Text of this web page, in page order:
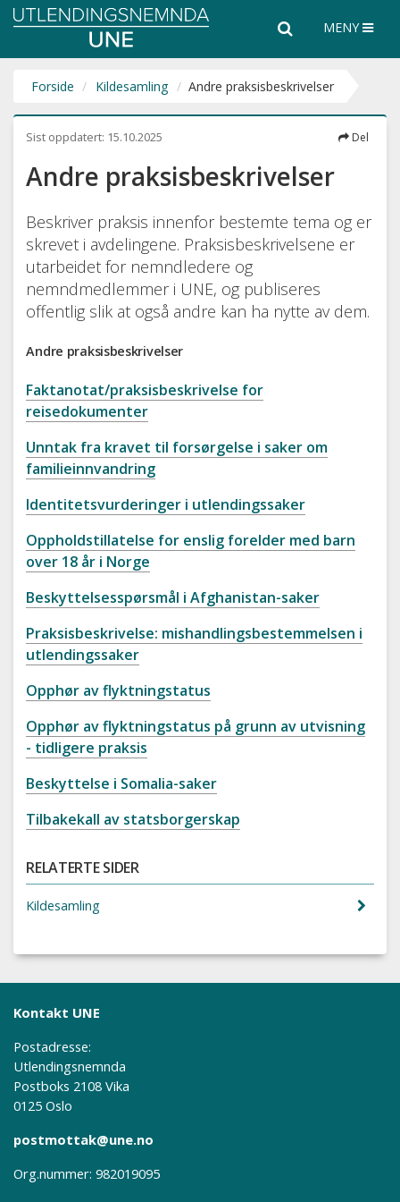
Utlendingsnemnda
hele
nettsiden
Søk MENY
Forside Kildesamling Andre praksisbeskrivelser
Sist oppdatert: 15.10.2025 Del
Andre praksisbeskrivelser
Beskriver praksis innenfor bestemte tema og er
skrevet i avdelingene. Praksisbeskrivelsene er
utarbeidet for nemndledere og
nemndmedlemmer i UNE, og publiseres
offentlig slik at også andre kan ha nytte av dem.
Andre praksisbeskrivelser
Faktanotat/praksisbeskrivelse for
reisedokumenter
Unntak fra kravet til forsørgelse i saker om
familieinnvandring
Identitetsvurderinger i utlendingssaker
Oppholdstillatelse for enslig forelder med barn
over 18 år i Norge
Beskyttelsesspørsmål i Afghanistan-saker
Praksisbeskrivelse: mishandlingsbestemmelsen i
utlendingssaker
Opphør av flyktningstatus
Opphør av flyktningstatus på grunn av utvisning
- tidligere praksis
Beskyttelse i Somalia-saker
Tilbakekall av statsborgerskap
RELATERTE SIDER
Kildesamling
Kontakt UNE
Postadresse:
Utlendingsnemnda
Postboks 2108 Vika
0125 Oslo
postmottak@une.no
Org.nummer: 982019095